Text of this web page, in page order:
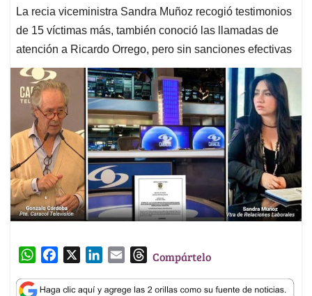
La recia viceministra Sandra Muñoz recogió testimonios
de 15 víctimas más, también conoció las llamadas de
atención a Ricardo Orrego, pero sin sanciones efectivas
W
a
c
n
a
T
r
Compártelo